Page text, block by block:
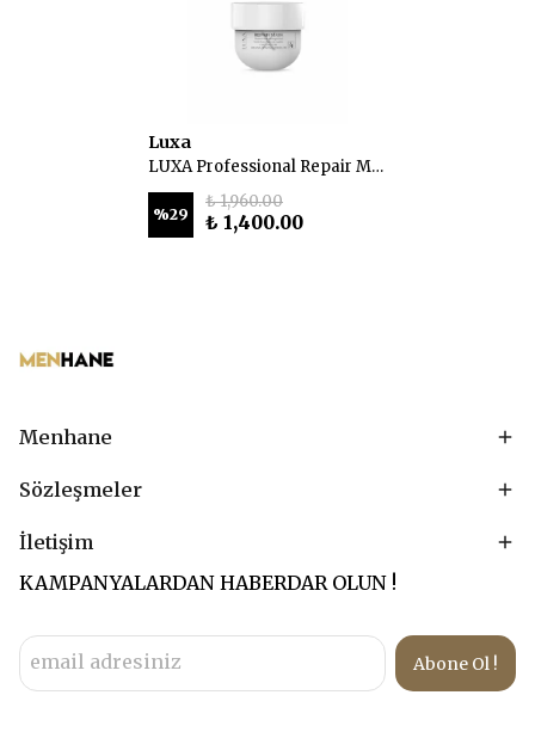
Luxa
LUXA Professional Repair Maske 250 ml
%29
₺ 1,960.00
₺ 1,400.00
Menhane
Sözleşmeler
İletişim
KAMPANYALARDAN HABERDAR OLUN !
Abone Ol !